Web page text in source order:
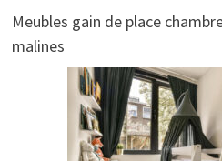
Meubles gain de place
malines